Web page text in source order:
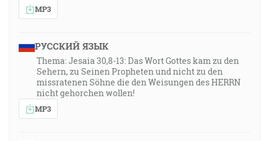
MP3
РУССКИЙ ЯЗЫК
Thema: Jesaia 30,8-13: Das Wort Gottes kam zu den
Sehern, zu Seinen Propheten und nicht zu den
missratenen Söhne die den Weisungen des HERRN
nicht gehorchen wollen!
MP3